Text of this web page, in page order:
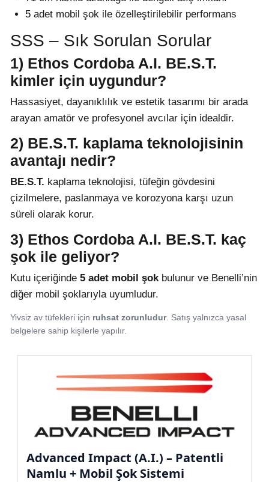
5 adet mobil şok ile özelleştirilebilir performans
SSS – Sık Sorulan Sorular
1) Ethos Cordoba A.I. BE.S.T.
kimler için uygundur?
Hassasiyet, dayanıklılık ve estetik tasarımı bir arada
arayan amatör ve profesyonel avcılar için idealdir.
2) BE.S.T. kaplama teknolojisinin
avantajı nedir?
BE.S.T. kaplama teknolojisi, tüfeğin gövdesini
çizilmelere, paslanmaya ve korozyona karşı uzun
süreli olarak korur.
3) Ethos Cordoba A.I. BE.S.T. kaç
şok ile geliyor?
Kutu içeriğinde 5 adet mobil şokbulunur ve Benelli’nin
diğer mobil şoklarıyla uyumludur.
Yivsiz av tüfekleri için ruhsat zorunludur. Satış yalnızca yasal
belgelere sahip kişilerle yapılır.
Advanced Impact (A.I.) – Patentli
Namlu + Mobil Şok Sistemi